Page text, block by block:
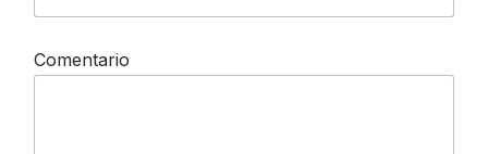
n
a
r
Comentario